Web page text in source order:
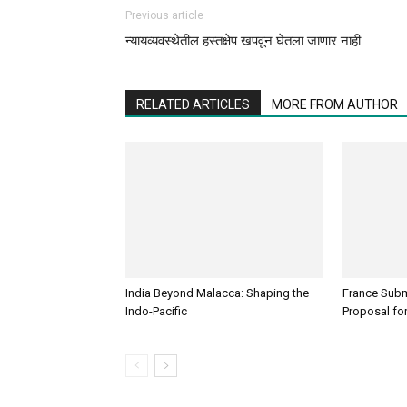
Previous article
न्यायव्यवस्थेतील हस्तक्षेप खपवून घेतला जाणार नाही
RELATED ARTICLES MORE FROM AUTHOR
India Beyond Malacca: Shaping the
Indo-Pacific
France
Proposal